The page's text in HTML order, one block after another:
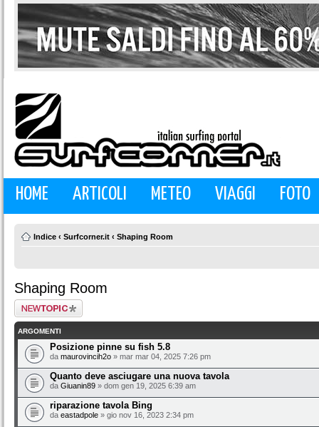
HOME ARTICOLI METEO VIAGGI FOTO
Indice ‹ Surfcorner.it ‹ Shaping Room
Shaping Room
Scrivi un nuovo
argomento
ARGOMENTI
Posizione pinne su fish 5.8
da maurovincih2o » mar mar 04, 2025 7:26 pm
Quanto deve asciugare una nuova tavola
da Giuanin89 » dom gen 19, 2025 6:39 am
riparazione tavola Bing
da eastadpole » gio nov 16, 2023 2:34 pm